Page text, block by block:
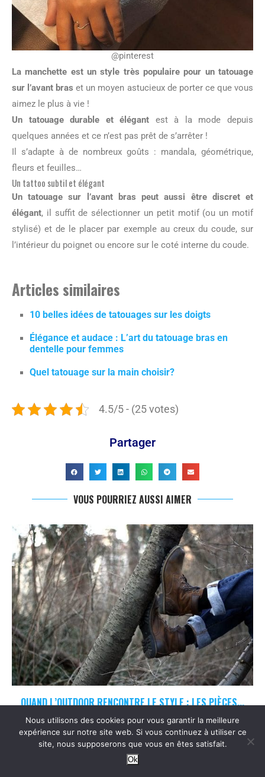
@pinterest
La manchette est un style très populaire pour un tatouage
sur l’avant bras et un moyen astucieux de porter ce que vous
aimez le plus à vie !
Un tatouage durable et élégant est à la mode depuis
quelques années et ce n’est pas prêt de s’arrêter !
Il s’adapte à de nombreux goûts : mandala, géométrique,
fleurs et feuilles…
Un tattoo subtil et élégant
Un tatouage sur l’avant bras peut aussi être discret et
élégant, il suffit de sélectionner un petit motif (ou un motif
stylisé) et de le placer par exemple au creux du coude, sur
l’intérieur du poignet ou encore sur le coté interne du coude.
Articles similaires
10 belles idées de tatouages sur les doigts
Élégance et audace : L’art du tatouage bras en
dentelle pour femmes
Quel tatouage sur la main choisir?
4.5/5 - (25 votes)
Partager
VOUS POURRIEZ AUSSI AIMER
QUAND L’OUTDOOR RENCONTRE LE STYLE : LES PIÈCES...
24/07/2026
Nous utilisons des cookies pour vous garantir la meilleure
expérience sur notre site web. Si vous continuez à utiliser ce
site, nous supposerons que vous en êtes satisfait.
Ok